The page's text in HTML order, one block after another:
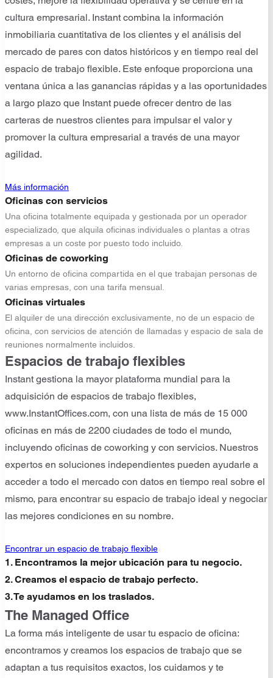
cultura empresarial. Instant combina la información
inmobiliaria cuantitativa de los clientes y el análisis del
mercado de pares con datos históricos y en tiempo real del
espacio de trabajo flexible. Este enfoque proporciona una
ventana única a las ganancias rápidas y a las oportunidades
a largo plazo que Instant puede ofrecer dentro de las
carteras de nuestros clientes para impulsar el valor y
promover la cultura empresarial a través de una mayor
agilidad.
Más información
Oficinas con servicios
Una oficina totalmente equipada y gestionada por un operador
especializado, que alquila oficinas individuales o plantas a otras
empresas a un coste por puesto todo incluido.
Oficinas de coworking
Un entorno de oficina compartida en el que trabajan personas de
varias empresas, con una tarifa mensual.
Oficinas virtuales
El alquiler de una dirección exclusivamente, no de un espacio de
oficina, con servicios de atención de llamadas y espacio de sala de
reuniones normalmente incluidos.
Espacios de trabajo flexibles
Instant gestiona la mayor plataforma mundial para la
adquisición de espacios de trabajo flexibles,
www.InstantOffices.com, con una lista de más de 15 000
oficinas en más de 2200 ciudades de todo el mundo,
incluyendo oficinas de coworking y con servicios. Nuestros
expertos en soluciones independientes pueden ayudarle a
acceder a todo el mercado con datos en tiempo real sobre el
mismo, para encontrar su espacio de trabajo ideal y negociar
las mejores condiciones en su nombre.
Encontrar un espacio de trabajo flexible
1. Encontramos la mejor ubicación para tu negocio.
2. Creamos el espacio de trabajo perfecto.
3. Te ayudamos en los traslados.
The Managed Office
La forma más inteligente de usar tu espacio de oficina:
encontramos y creamos los espacios de trabajo que se
adaptan a tus requisitos exactos, los cuidamos y te